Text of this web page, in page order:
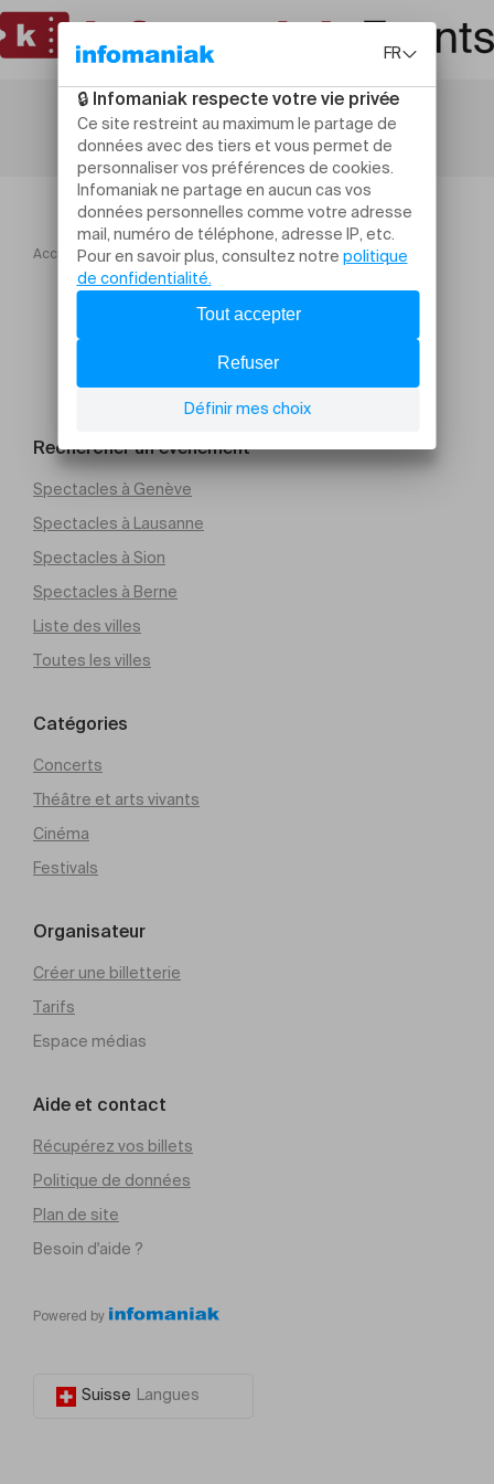
Accueil Yoga & Brunch
Rechercher un évènement
Spectacles à Genève
Spectacles à Lausanne
Spectacles à Sion
Spectacles à Berne
Liste des villes
Toutes les villes
Catégories
Concerts
Théâtre et arts vivants
Cinéma
Festivals
Organisateur
Créer une billetterie
Tarifs
Espace médias
Aide et contact
Récupérez vos billets
Politique de données
Plan de site
Besoin d'aide ?
Powered by
Suisse Langues